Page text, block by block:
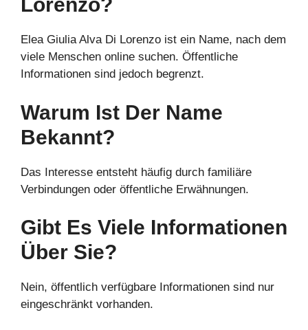
Lorenzo?
Elea Giulia Alva Di Lorenzo ist ein Name, nach dem
viele Menschen online suchen. Öffentliche
Informationen sind jedoch begrenzt.
Warum Ist Der Name
Bekannt?
Das Interesse entsteht häufig durch familiäre
Verbindungen oder öffentliche Erwähnungen.
Gibt Es Viele Informationen
Über Sie?
Nein, öffentlich verfügbare Informationen sind nur
eingeschränkt vorhanden.